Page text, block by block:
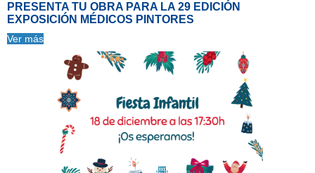
PRESENTA TU OBRA PARA LA 29 EDICIÓN
EXPOSICIÓN MÉDICOS PINTORES
Ver más